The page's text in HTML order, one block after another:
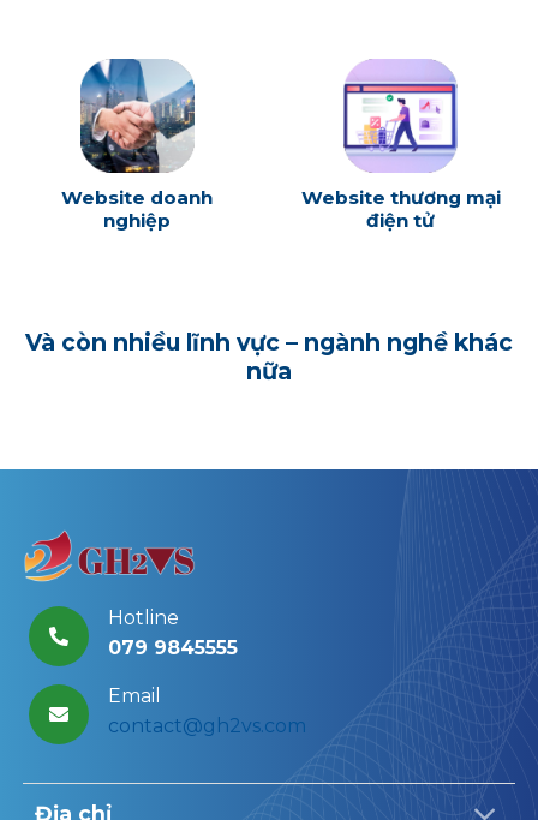
Website doanh
nghiệp
Website thương mại
điện tử
Và còn nhiều lĩnh vực – ngành nghề khác
nữa
Hotline
079 9845555
Email
contact@gh2vs.com
Địa chỉ